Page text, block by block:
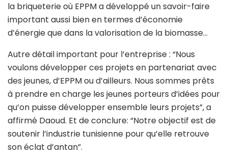
la briqueterie où EPPM a développé un savoir-faire
important aussi bien en termes d’économie
d’énergie que dans la valorisation de la biomasse…
Autre détail important pour l’entreprise : “Nous
voulons développer ces projets en partenariat avec
des jeunes, d’EPPM ou d’ailleurs. Nous sommes prêts
à prendre en charge les jeunes porteurs d’idées pour
qu’on puisse développer ensemble leurs projets”, a
affirmé Daoud. Et de conclure: “Notre objectif est de
soutenir l’industrie tunisienne pour qu’elle retrouve
son éclat d’antan”.